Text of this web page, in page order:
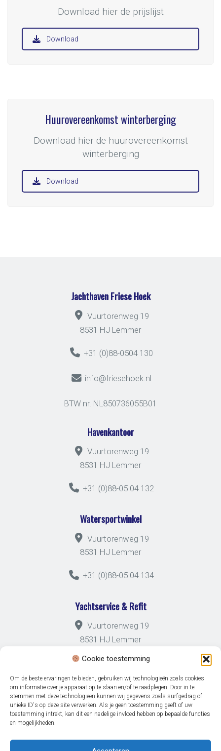
Cookie toestemming
Om de beste ervaringen te bieden, gebruiken wij technologieën zoals cookies
om informatie over je apparaat op te slaan en/of te raadplegen. Door in te
stemmen met deze technologieën kunnen wij gegevens zoals surfgedrag of
unieke ID's op deze site verwerken. Als je geen toestemming geeft of uw
toestemming intrekt, kan dit een nadelige invloed hebben op bepaalde functies
en mogelijkheden.
Download hier de prijslijst
Download
Huurovereenkomst winterberging
Download hier de huurovereenkomst
winterberging
Download
Jachthaven Friese Hoek
Vuurtorenweg 19
8531 HJ Lemmer
+31 (0)88-0504 130
info@friesehoek.nl
BTW nr. NL850736055B01
Havenkantoor
Vuurtorenweg 19
8531 HJ Lemmer
+31 (0)88-05 04 132
Watersportwinkel
Vuurtorenweg 19
8531 HJ Lemmer
+31 (0)88-05 04 134
Yachtservice & Refit
Vuurtorenweg 19
8531 HJ Lemmer
+31 (0)88-05 04 133
© 2026 Jachthaven Friese Hoek -
Privacybeleid
Volg ons op: